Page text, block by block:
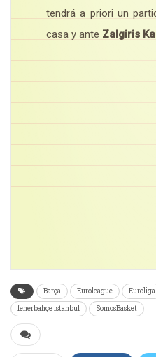
tendrá a priori un
casa y ante Zalgiris
Barça Euroleague Euroliga
fenerbahçe istanbul
SomosBasket